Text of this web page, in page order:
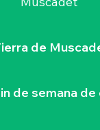
de
de semana
Jorion
oubliés d'Italie »
....